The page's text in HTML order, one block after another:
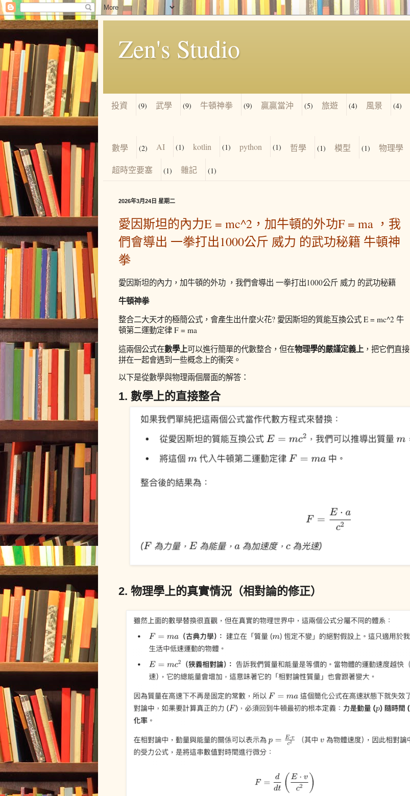
Zen's Studio
投資 (9) 武學 (9) 牛頓神拳 (9) 贏贏當沖 (5) 旅遊 (4) 風景 (4)
數學 (2) AI (1) kotlin (1) python (1) 哲學 (1) 模型 (1) 物理學
超時空要塞 (1) 雜記 (1)
2026年3月24日 星期二
愛因斯坦的內力E = mc^2，加牛頓的外功F = ma ，我
們會導出 一拳打出1000公斤 威力 的武功秘籍 牛頓神
拳
愛因斯坦的內力，加牛頓的外功 ，我們會導出 一拳打出1000公斤 威力 的武功秘籍
牛頓神拳
整合二大天才的極簡公式，會產生出什麼火花? 愛因斯坦的質能互換公式 E = mc^2 牛
頓第二運動定律 F = ma
這兩個公式在數學上可以進行簡單的代數整合，但在物理學的嚴謹定義上 ，把它們直接
拼在一起會遇到一些概念上的衝突。
以下是從數學與物理兩個層面的解答：
1. 數學上的直接整合
2. 物理學上的真實情況（相對論的修正）